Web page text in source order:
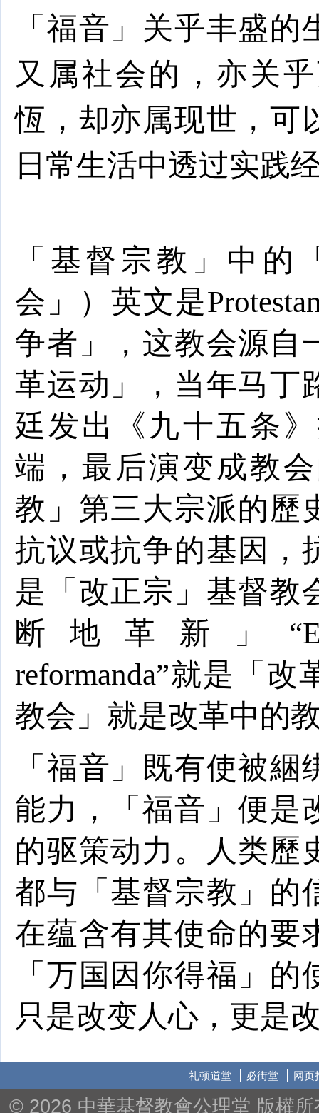
「福音」关乎丰盛
又属社会的，亦关
恆，却亦属现世，可
日常生活中透过实践
「基督宗教」中的
会」）英文是
争者」，这教会源自
革运动」，当年马丁
廷发出《九十五条
端，最后演变成教
教」第三大宗派的歷
抗议或抗争的基因，
是「改正宗」基督教
断地革新」“
reformanda”就是「改
教会」就是改革中的
「福音」既有使被
能力，「福音」便是
的驱策动力。人类歷
都与「基督宗教」的
在蕴含有其使命的要
「万国因你得福」
只是改变人心，更是
礼顿道堂 必街堂 网页
© 2026 中華基督教會公理堂 版權